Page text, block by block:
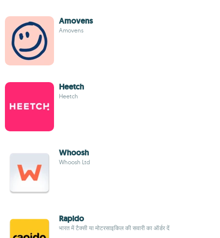
Amovens
Amovens
Heetch
Heetch
Whoosh
Whoosh Ltd
Rapido
भारत में टैक्सी या मोटरसाइकिल की सवारी का ऑर्डर दें